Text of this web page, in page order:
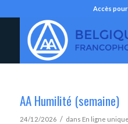
Accès
AA Humilité (semaine)
24/12/2026 / dans En ligne